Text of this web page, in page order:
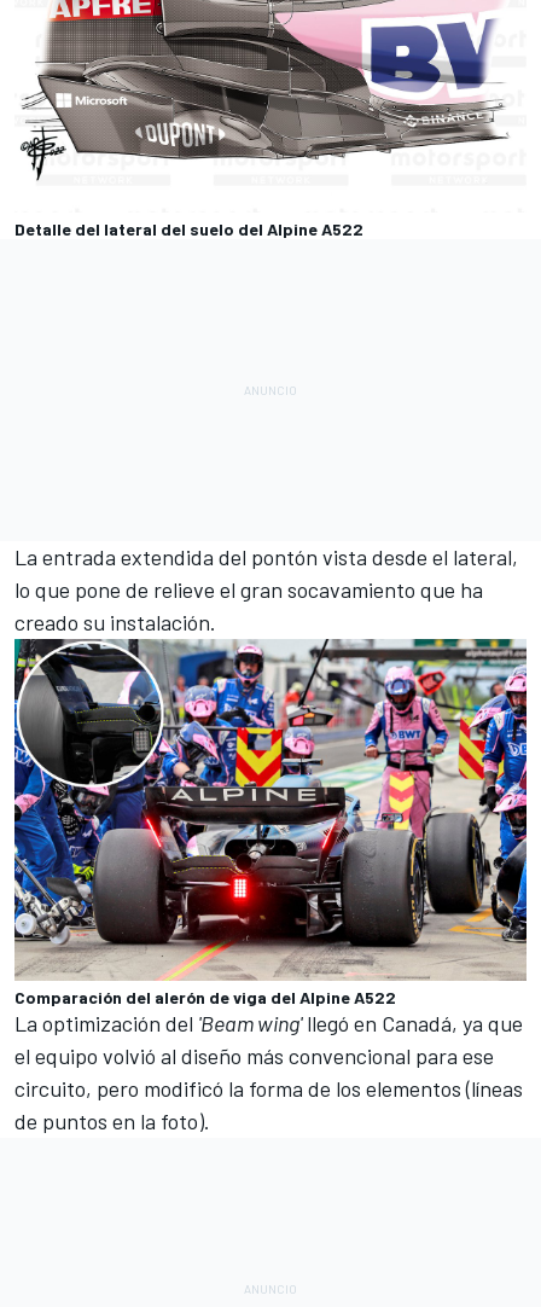
Detalle del lateral del suelo del Alpine A522
La entrada extendida del pontón vista desde el lateral,
lo que pone de relieve el gran socavamiento que ha
creado su instalación.
Comparación del alerón de viga del Alpine A522
La optimización del 'Beam wing'llegó en Canadá, ya que
el equipo volvió al diseño más convencional para ese
circuito, pero modificó la forma de los elementos (líneas
de puntos en la foto).